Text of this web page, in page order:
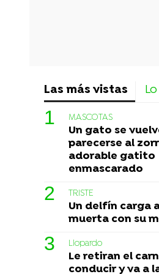
Las más vistas
MASCOTAS
Un gato se
parecerse al
adorable gatito
enmascarado
TRISTE
Un delfín carga
muerta con su
Liopardo
Le retiran el
conducir y va a